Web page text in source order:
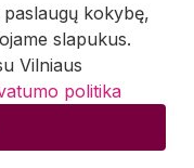
kokybę,
slapukus.
Vilniaus
politika